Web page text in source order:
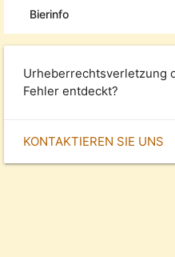
Bierinfo
Urheberrechtsverletzung
Fehler entdeckt?
KONTAKTIEREN SIE UNS